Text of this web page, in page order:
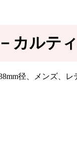
カルテ